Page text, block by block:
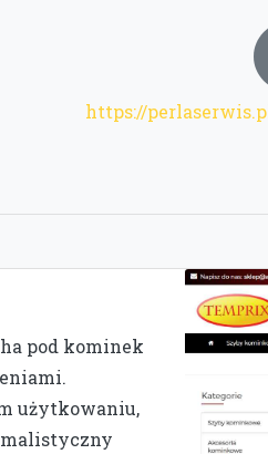
https://
pod kominek
użytkowaniu,